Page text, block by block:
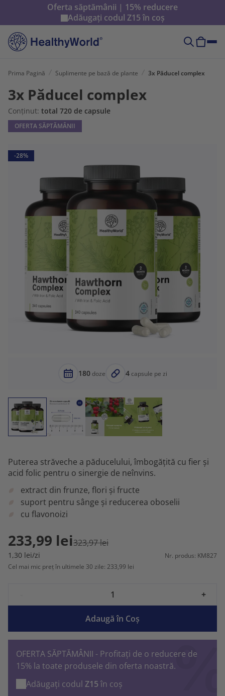
Oferta săptămânii | 15% reducere
Adăugați codul Z15în coș
Prima Pagină Suplimente pe bază de plante 3x Păducel complex
3x Păducel complex
Conținut: total 720 de capsule
OFERTA SĂPTĂMÂNII
-28%
180doze 4capsule pe zi
Puterea străveche a păducelului, îmbogățită cu fier și
acid folic pentru o sinergie de neînvins.
extract din frunze, flori și fructe
suport pentru sânge și reducerea oboselii
cu flavonoizi
233,99 lei323,97 lei
1,30 lei/zi
Nr. produs: KM827
Cel mai mic preț în ultimele 30 zile: 233,99 lei
+
Adaugă în Coş
OFERTA SĂPTĂMÂNII - Profitați de o reducere de
15% la toate produsele din oferta noastră.
Adăugați codul Z15 în coș